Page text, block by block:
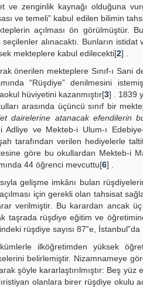
zenginlik kaynağı olduğuna
ve temeli” kabul edilen bilimin
açılması ön görülmüştür.
alınacaktı. Bunların
mekteplere kabul edilecekti[2] .
önerilen mekteplere Sınıf-ı
“Rüşdiye” denilmesini
hüviyetini kazanmıştır[3] . 1839
arasında üçüncü sınıf bir
dairelerine atanacak efendilerin
ve Mekteb-i Ulum-ı
tarafından verilen hediyelerle
göre bu okullardan Mekteb-i
44 öğrenci mevcuttu[6] .
gelişme imkânı bulan
için gerekli olan tahsisat
verilmiştir. Bu karardan ancak
taşrada rüşdiye eğitim ve
rüşdiye sayısı 87‟e, İstanbul‟da
ilköğretimden yüksek
belirlemiştir. Nizamnameye
şöyle kararlaştırılmıştır: Beş
olanlara birer rüşdiye okulu